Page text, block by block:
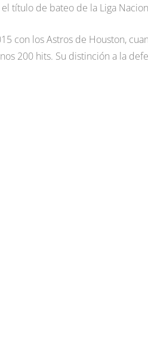
título de bateo de la Liga
con los Astros de Houston,
200 hits. Su distinción a la